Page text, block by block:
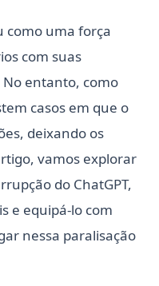
como uma força
com suas
No entanto, como
casos em que o
deixando os
vamos explorar
do ChatGPT,
e equipá-lo com
nessa paralisação